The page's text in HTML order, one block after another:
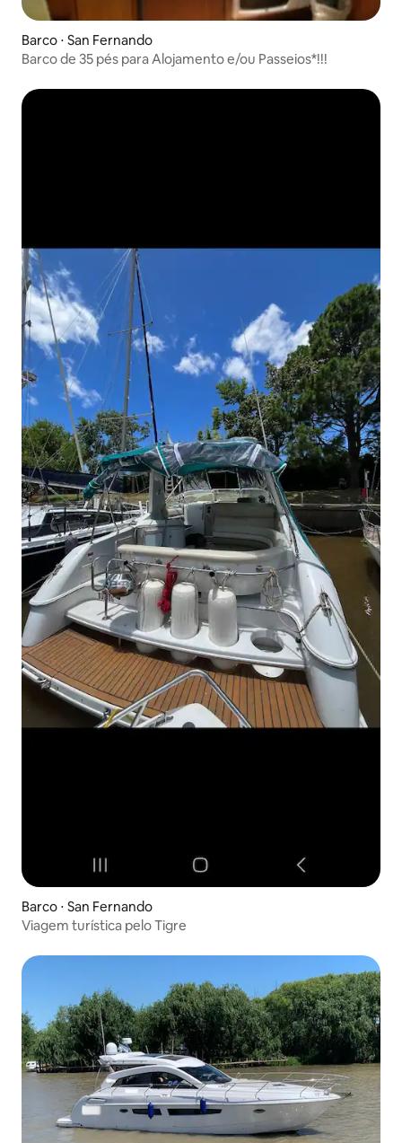
Barco ⋅ San Fernando
Barco de 35 pés para Alojamento e/ou Passeios*!!!
Barco ⋅ San Fernando
Viagem turística pelo Tigre